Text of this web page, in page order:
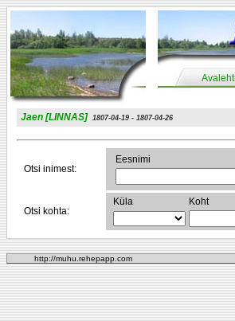
Avaleht
Jaen [LINNAS] 1807-04-19 - 1807-04-26
Otsi inimest:
Eesnimi
Otsi kohta:
Küla Koht
http://muhu.rehepapp.com